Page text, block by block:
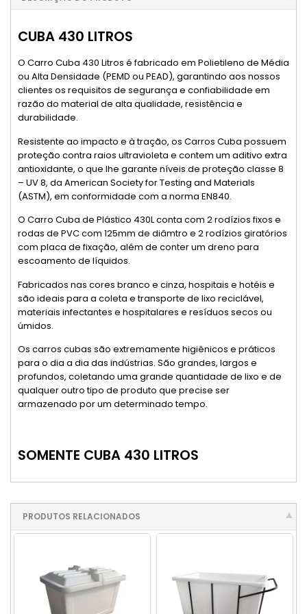
CUBA 430 LITROS
O Carro Cuba 430 Litros é fabricado em Polietileno de Média
ou Alta Densidade (PEMD ou PEAD), garantindo aos nossos
clientes os requisitos de segurança e confiabilidade em
razão do material de alta qualidade, resistência e
durabilidade.
Resistente ao impacto e à tração, os Carros Cuba possuem
proteção contra raios ultravioleta e contem um aditivo extra
antioxidante, o que lhe garante níveis de proteção classe 8
– UV 8, da American Society for Testing and Materials
(ASTM), em conformidade com a norma EN840.
O Carro Cuba de Plástico 430L conta com 2 rodízios fixos e
rodas de PVC com 125mm de diâmtro e 2 rodízios giratórios
com placa de fixação, além de conter um dreno para
escoamento de líquidos.
Fabricados nas cores branco e cinza, hospitais e hotéis e
são ideais para a coleta e transporte de lixo reciclável,
materiais infectantes e hospitalares e resíduos secos ou
úmidos.
Os carros cubas são extremamente higiênicos e práticos
para o dia a dia das indústrias. São grandes, largos e
profundos, coletando uma grande quantidade de lixo e de
qualquer outro tipo de produto que precise ser
armazenado por um determinado tempo.
SOMENTE CUBA 430 LITROS
PRODUTOS RELACIONADOS